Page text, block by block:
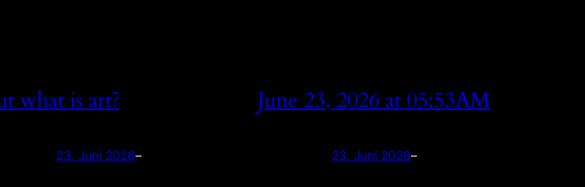
what is art?
23. Juni 2026–
June 23, 2026 at 05:53AM
23. Juni 2026–